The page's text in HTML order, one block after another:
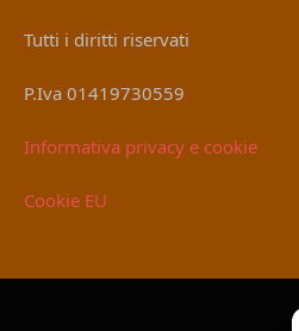
Tutti i diritti riservati
P.Iva 01419730559
Informativa privacy e cookie
Cookie EU